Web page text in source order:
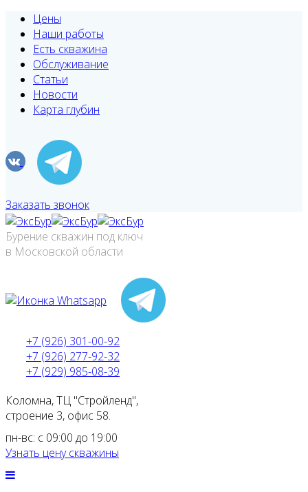
Цены
Наши работы
Есть скважина
Обслуживание
Статьи
Новости
Карта глубин
Заказать звонок
Бурение скважин под ключ
в Московской области
+7 (926) 301-00-92
+7 (926) 277-92-32
+7 (929) 985-08-39
Коломна, ТЦ "Стройленд",
строение 3, офис 58.
пн-вс: с 09:00 до 19:00
Узнать цену скважины